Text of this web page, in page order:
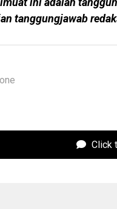
tanggungjawab
Click